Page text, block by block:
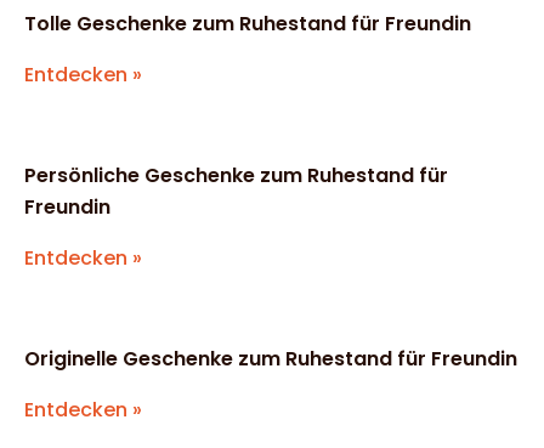
Tolle Geschenke zum Ruhestand für Freundin
Entdecken »
Persönliche Geschenke zum Ruhestand für
Freundin
Entdecken »
Originelle Geschenke zum Ruhestand für Freundin
Entdecken »